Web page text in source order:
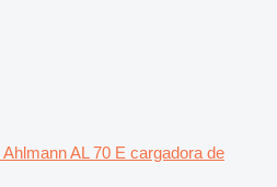
Ahlmann AL 70 E cargadora de